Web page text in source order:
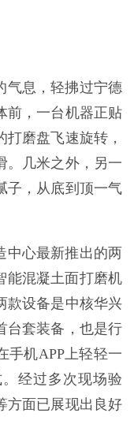
气息，轻拂过宁德
前，一台机器正贴
磨盘飞速旋转，
。几米之外，另一
子，从底到顶一气
中心最新推出的两
混凝土面打磨机
款设备是中核华兴
台套装备，也是行
手机APP上轻轻一
经过多次现场验
方面已展现出良好